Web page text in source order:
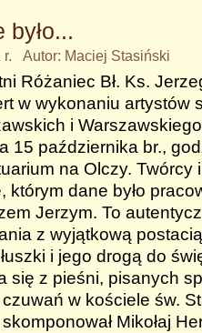
r. Autor: Maciej Stasiński
Różaniec Bł. Ks.
w wykonaniu artystów
i
15 października br.,
na Olczy. Twórcy
którym dane było
Jerzym. To
z wyjątkową
i jego drogą do
się z pieśni, pisanych
w kościele św.
Mikołaj